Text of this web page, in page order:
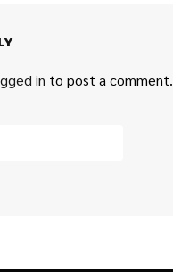
in to post a comment.